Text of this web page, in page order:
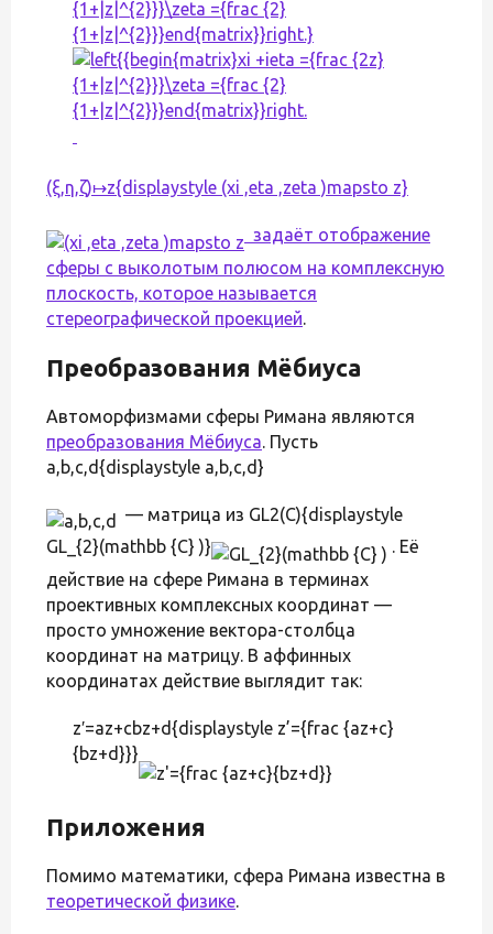
{1+|z|^{2}}}\zeta ={frac {2}
{1+|z|^{2}}}end{matrix}}right.}
(ξ,η,ζ)↦z{displaystyle (xi ,eta ,zeta )mapsto z}
задаёт отображение
сферы с выколотым полюсом на комплексную
плоскость, которое называется
стереографической проекцией.
Преобразования Мёбиуса
Автоморфизмами сферы Римана являются
преобразования Мёбиуса. Пусть
a,b,c,d{displaystyle a,b,c,d}
— матрица из GL2(C){displaystyle
GL_{2}(mathbb {C} )}
. Её
действие на сфере Римана в терминах
проективных комплексных координат —
просто умножение вектора-столбца
координат на матрицу. В аффинных
координатах действие выглядит так:
z′=az+cbz+d{displaystyle z’={frac {az+c}
{bz+d}}}
Приложения
Помимо математики, сфера Римана известна в
теоретической физике.